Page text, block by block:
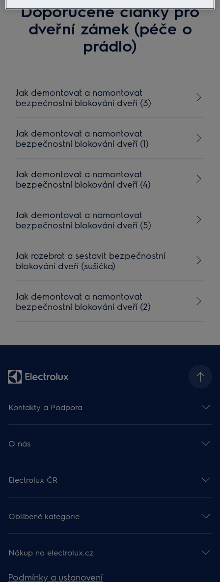
Doporučené články pro
dveřní zámek (péče o
prádlo)
Jak demontovat a namontovat
bezpečnostní blokování dveří (3)
Jak demontovat a namontovat
bezpečnostní blokování dveří (1)
Jak demontovat a namontovat
bezpečnostní blokování dveří (4)
Jak demontovat a namontovat
bezpečnostní blokování dveří (5)
Jak rozebrat a sestavit bezpečnostní
blokování dveří (sušička)
Jak demontovat a namontovat
bezpečnostní blokování dveří (2)
Kontakty a Podpora
O nás
Electrolux ČR
Oblíbené kategorie
Nákup na electrolux.cz
Podmínky a ustanovení